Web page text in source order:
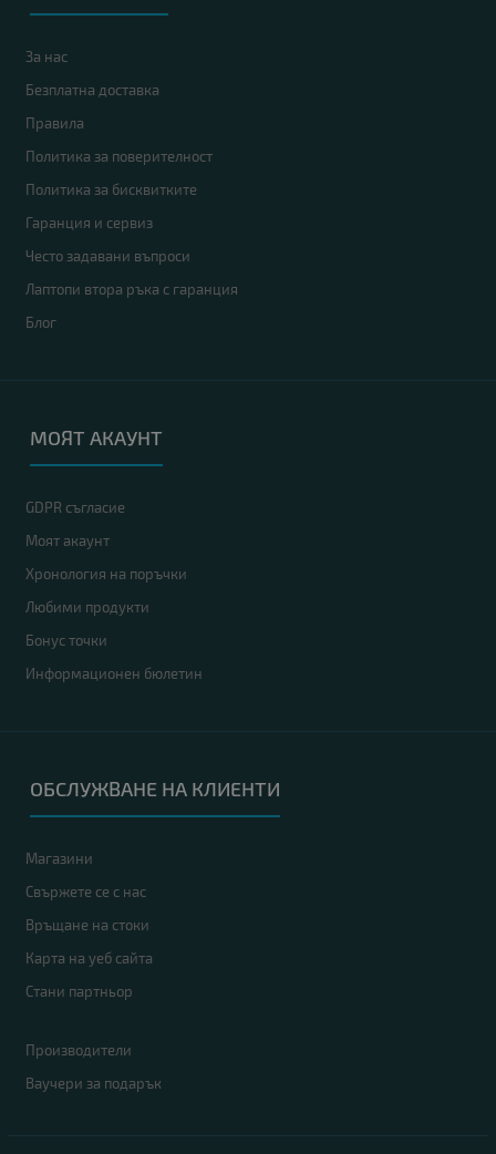
За нас
Безплатна доставка
Правила
Политика за поверителност
Политика за бисквитките
Гаранция и сервиз
Често задавани въпроси
Лаптопи втора ръка с гаранция
Блог
МОЯТ АКАУНТ
GDPR съгласие
Моят акаунт
Хронология на поръчки
Любими продукти
Бонус точки
Информационен бюлетин
ОБСЛУЖВАНЕ НА КЛИЕНТИ
Магазини
Свържете се с нас
Връщане на стоки
Карта на уеб сайта
Стани партньор
Производители
Ваучери за подарък